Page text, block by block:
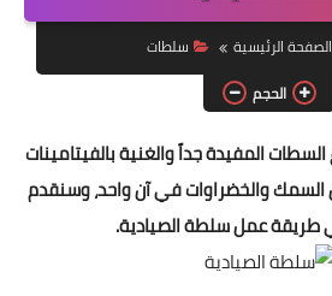
أطباق رئيسية
أطباق جانبية
مقبلات
شوربات
سلطات
الصفحة الرئيسية
سلطات
الحجم
المفيدة جداً والغنية بالفيتامينات
والخضراوات في آن واحد، وسنقدم
طريقة عمل سلطة الصيادية.